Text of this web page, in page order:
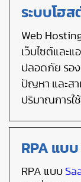
ระบบโฮส
Web
เว็บไซต์และ
ปลอดภัย รอง
ปัญหา และส
ปริมาณการใ
RPA แบบ
RPA แบบ